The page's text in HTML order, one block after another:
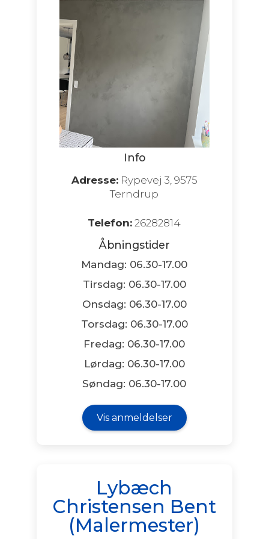
Info
Adresse:Rypevej 3, 9575
Terndrup
Telefon: 26282814
Åbningstider
Mandag: 06.30-17.00
Tirsdag: 06.30-17.00
Onsdag: 06.30-17.00
Torsdag: 06.30-17.00
Fredag: 06.30-17.00
Lørdag: 06.30-17.00
Søndag: 06.30-17.00
Vis anmeldelser
Lybæch
Christensen Bent
(Malermester)